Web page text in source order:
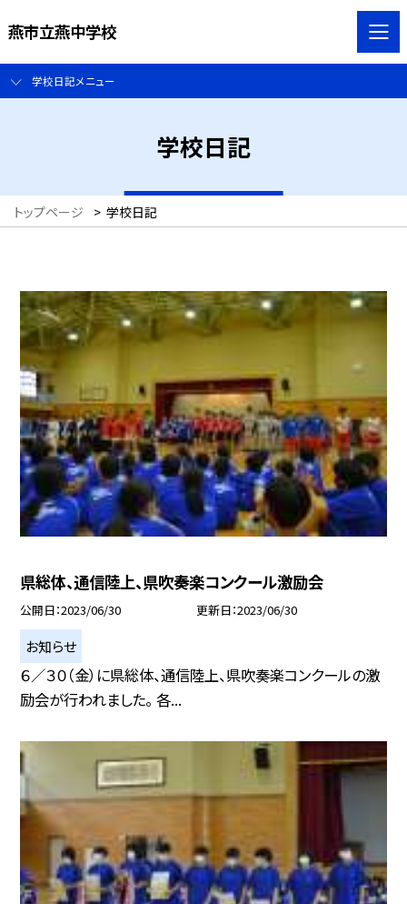
燕市立燕中学校
学校日記メニュー
学校日記
トップページ > 学校日記
県総体、通信陸上、県吹奏楽コンクール激励会
公開日 2023/06/30 更新日 2023/06/30
お知らせ
６／３０（金）に県総体、通信陸上、県吹奏楽コンクールの激
励会が行われました。 各...